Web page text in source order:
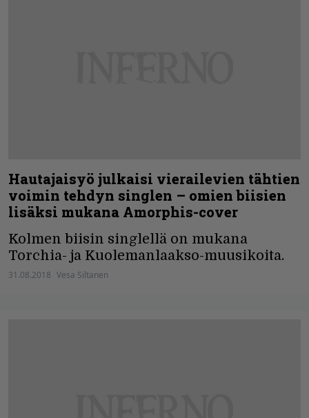
Hautajaisyö julkaisi vierailevien tähtien
voimin tehdyn singlen – omien biisien
lisäksi mukana Amorphis-cover
Kolmen biisin singlellä on mukana
Torchia- ja Kuolemanlaakso-muusikoita.
31.08.2018 Vesa Siltanen